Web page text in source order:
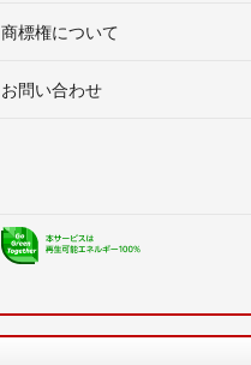
商標権について
お問い合わせ